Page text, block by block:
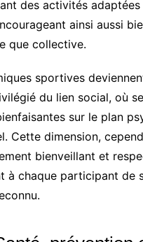
des activités
ainsi aussi
que collective.
sportives
du lien social, où
sur le plan
Cette dimension,
bienveillant et
à chaque participant de